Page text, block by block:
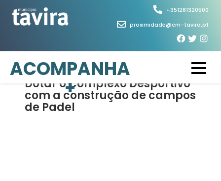
+351281320500
proximidade@cm-tavira.pt
ACOMPANHA
+
5 de Março, 2026
Dotar o Complexo Desportivo
com a construção de campos
de Padel